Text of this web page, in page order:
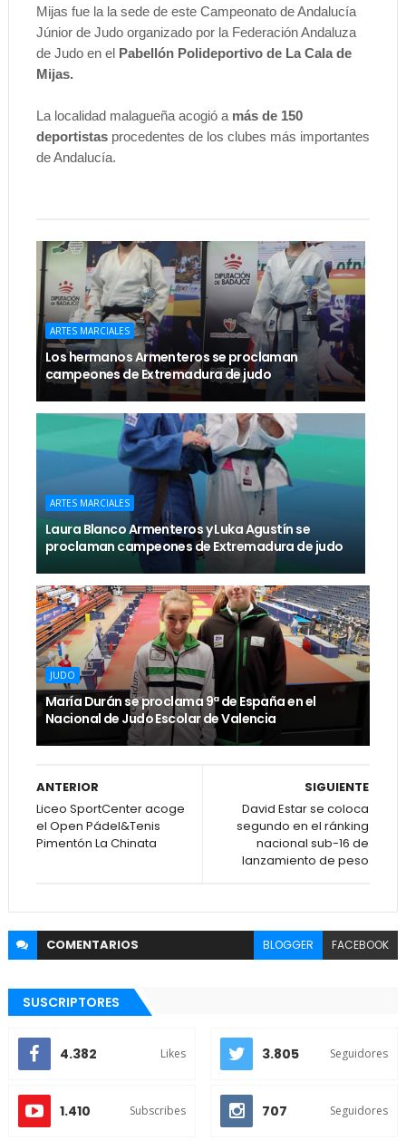
Mijas fue la la sede de este Campeonato de Andalucía
Júnior de Judo organizado por la Federación Andaluza
de Judo en el Pabellón Polideportivo de La Cala de
Mijas.
La localidad malagueña acogió a más de 150
deportistasprocedentes de los clubes más importantes
de Andalucía.
ARTES MARCIALES
Los hermanos Armenteros se proclaman
campeones de Extremadura de judo
ARTES MARCIALES
Laura Blanco Armenteros y Luka Agustín se
proclaman campeones de Extremadura de judo
JUDO
María Durán se proclama 9ª de España en el
Nacional de Judo Escolar de Valencia
SIGUIENTE
David Estar se coloca
segundo en el ránking
nacional sub-16 de
lanzamiento de peso
ANTERIOR
Liceo SportCenter acoge
el Open Pádel&Tenis
Pimentón La Chinata
COMENTARIOS BLOGGER FACEBOOK
SUSCRIPTORES
4.382 Likes 3.805 Seguidores
1.410 Subscribes 707 Seguidores